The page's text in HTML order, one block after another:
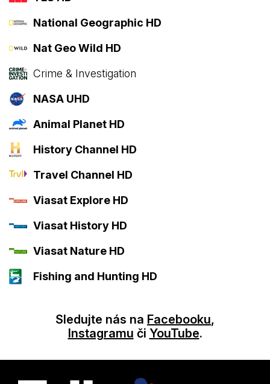
National Geographic HD
Nat Geo Wild HD
Crime & Investigation
NASA UHD
Animal Planet HD
History Channel HD
Travel Channel HD
Viasat Explore HD
Viasat History HD
Viasat Nature HD
Fishing and Hunting HD
Sledujte nás na Facebooku,
Instagramu či YouTube.